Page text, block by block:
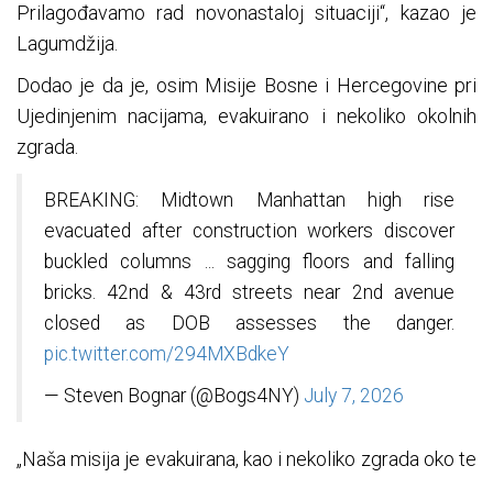
Prilagođavamo rad novonastaloj situaciji“, kazao je
Lagumdžija.
Dodao je da je, osim Misije Bosne i Hercegovine pri
Ujedinjenim nacijama, evakuirano i nekoliko okolnih
zgrada.
BREAKING: Midtown Manhattan high rise
evacuated after construction workers discover
buckled columns ... sagging floors and falling
bricks. 42nd & 43rd streets near 2nd avenue
closed as DOB assesses the danger.
pic.twitter.com/294MXBdkeY
— Steven Bognar (@Bogs4NY) July 7, 2026
„Naša misija je evakuirana, kao i nekoliko zgrada oko te